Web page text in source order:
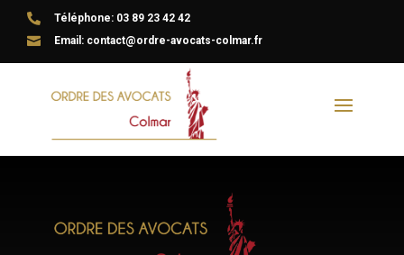
 Téléphone: 03 89 23 42 42
 Email: contact@ordre-avocats-colmar.fr